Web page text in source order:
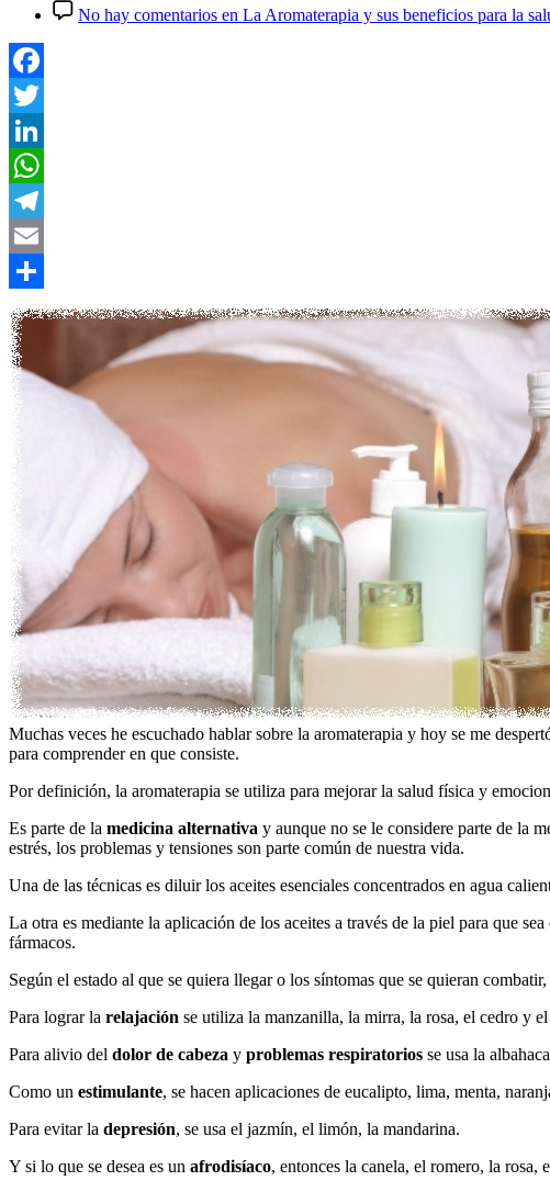
No hay comentarios en La Aromaterapia y sus beneficios para la
Facebook
Twitter
LinkedIn
WhatsApp
Telegram
Email
Compartir
Muchas veces he escuchado hablar sobre la aromaterapia y hoy se me
para comprender en que consiste.
Por definición, la aromaterapia se utiliza para mejorar la salud física y
Es parte de la medicina alternativa y aunque no se le considere parte de la
estrés, los problemas y tensiones son parte común de nuestra vida.
Una de las técnicas es diluir los aceites esenciales concentrados en agua
La otra es mediante la aplicación de los aceites a través de la piel para que
fármacos.
Según el estado al que se quiera llegar o los síntomas que se quieran
Para lograr la relajación se utiliza la manzanilla, la mirra, la rosa, el cedro y
Para alivio del dolor de cabeza y problemas respiratorios se usa la
Como un estimulante, se hacen aplicaciones de eucalipto, lima, menta,
Para evitar la depresión, se usa el jazmín, el limón, la mandarina.
Y si lo que se desea es un afrodisíaco, entonces la canela, el romero, la